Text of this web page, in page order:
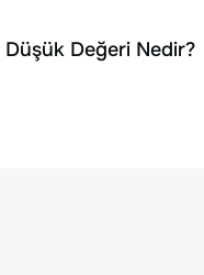
Değeri Nedir?